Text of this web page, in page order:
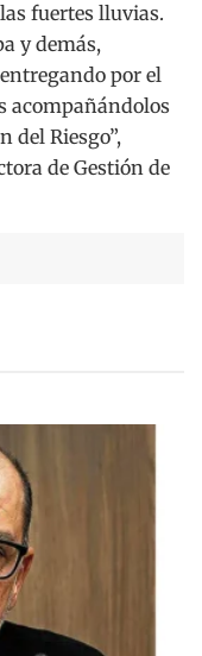
fuertes lluvias.
y demás,
por el
acompañándolos
del Riesgo”,
de Gestión de